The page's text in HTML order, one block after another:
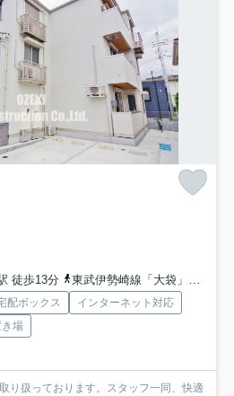
徒歩13分
東武伊勢崎線「大袋」駅 徒歩22分
配ボックス
インターネット対応
場
り扱っております。スタッフ一同、快適